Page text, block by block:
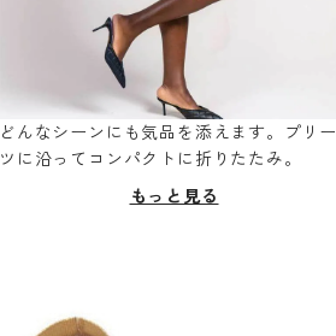
どんなシーンにも気品を添えます。プリー
ツに沿ってコンパクトに折りたたみ。
もっと見る